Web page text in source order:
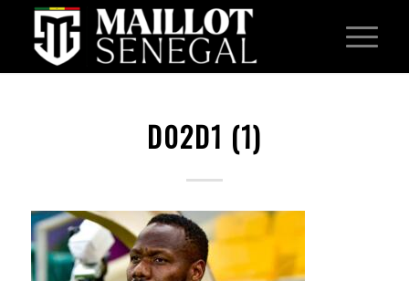
D02D1 (1)